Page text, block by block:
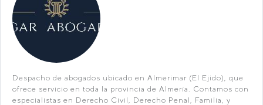
Despacho de abogados ubicado en Almerimar (El Ejido), que
ofrece servicio en toda la provincia de Almería. Contamos con
especialistas en Derecho Civil, Derecho Penal, Familia, y